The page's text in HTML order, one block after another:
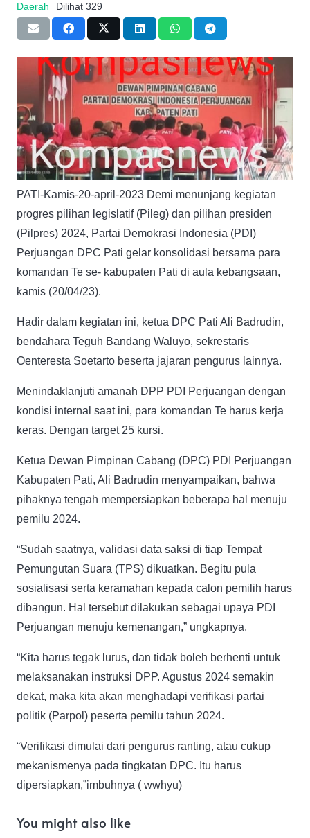
Daerah Dilihat 329
PATI-Kamis-20-april-2023 Demi menunjang kegiatan
progres pilihan legislatif (Pileg) dan pilihan presiden
(Pilpres) 2024, Partai Demokrasi Indonesia (PDI)
Perjuangan DPC Pati gelar konsolidasi bersama para
komandan Te se- kabupaten Pati di aula kebangsaan,
kamis (20/04/23).
Hadir dalam kegiatan ini, ketua DPC Pati Ali Badrudin,
bendahara Teguh Bandang Waluyo, sekrestaris
Oenteresta Soetarto beserta jajaran pengurus lainnya.
Menindaklanjuti amanah DPP PDI Perjuangan dengan
kondisi internal saat ini, para komandan Te harus kerja
keras. Dengan target 25 kursi.
Ketua Dewan Pimpinan Cabang (DPC) PDI Perjuangan
Kabupaten Pati, Ali Badrudin menyampaikan, bahwa
pihaknya tengah mempersiapkan beberapa hal menuju
pemilu 2024.
“Sudah saatnya, validasi data saksi di tiap Tempat
Pemungutan Suara (TPS) dikuatkan. Begitu pula
sosialisasi serta keramahan kepada calon pemilih harus
dibangun. Hal tersebut dilakukan sebagai upaya PDI
Perjuangan menuju kemenangan,” ungkapnya.
“Kita harus tegak lurus, dan tidak boleh berhenti untuk
melaksanakan instruksi DPP. Agustus 2024 semakin
dekat, maka kita akan menghadapi verifikasi partai
politik (Parpol) peserta pemilu tahun 2024.
“Verifikasi dimulai dari pengurus ranting, atau cukup
mekanismenya pada tingkatan DPC. Itu harus
dipersiapkan,”imbuhnya ( wwhyu)
You might also like